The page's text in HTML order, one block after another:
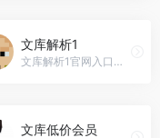
文库解析1
文库解析1官网入口网址，找AI工具,一个AIGC导航(生成式AI导航)网站就够了.AIGC导航是一个集国内外优秀的AI人工智能工具导航网站,为用户收集AI工具,文心一言,人工智能,AI写作工具,AI图片生成工具,AI语音生成器,AI视频工具,AI办公,AI营销等优秀的AI工具网站,欢迎AI工具创作者提交AI网址到AIGC导航,一起为互联网用户创造出更好用导航网站,助力人类提高生产力,AI颠覆你的想象!
文库低价会员